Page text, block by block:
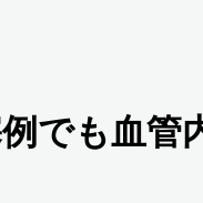
例でも血